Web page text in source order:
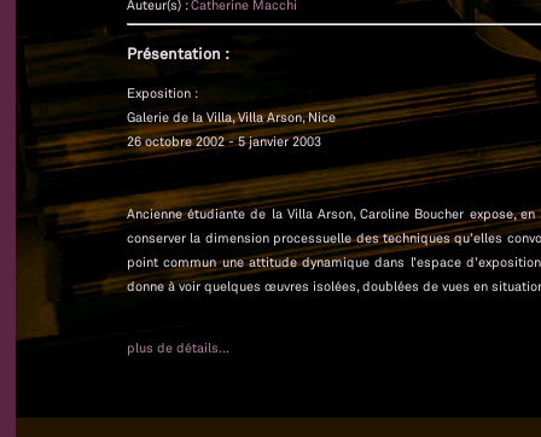
Auteur(s) :Catherine Macchi
Présentation :
Exposition :
Galerie de la Villa, Villa Arson, Nice
26 octobre 2002 - 5 janvier 2003
Ancienne étudiante de la Villa Arson, Caroline Boucher expose,
conserver la dimension processuelle des techniques qu’elles
point commun une attitude dynamique dans l’espace
donne à voir quelques œuvres isolées, doublées de vues en
plus de détails...